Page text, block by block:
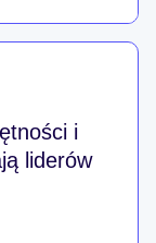
i
liderów